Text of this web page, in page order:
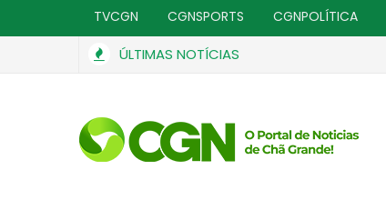
TVCGN CGNSPORTS CGNPOLÍTICA
ÚLTIMAS NOTÍCIAS